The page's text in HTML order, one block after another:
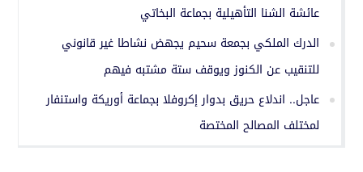
عائشة الشنا التأهيلية بجماعة البخاتي
الدرك الملكي بجمعة سحيم يجهض نشاطا غير قانوني
للتنقيب عن الكنوز ويوقف ستة مشتبه فيهم
عاجل.. اندلاع حريق بدوار إكروفلا بجماعة أوريكة واستنفار
لمختلف المصالح المختصة